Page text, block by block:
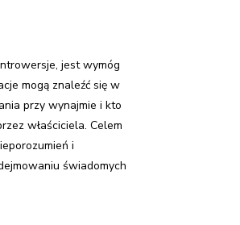
jest wymóg
mogą znaleźć się w
przy wynajmie i kto
właściciela. Celem
i
świadomych